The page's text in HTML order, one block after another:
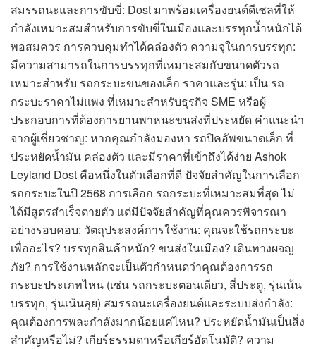
สมรรถนะและการขับขี่: Dost มาพร้อมเครื่องยนต์ดีเซลที่ให้
กำลังเหมาะสมสำหรับการขับขี่ในเมืองและบรรทุกน้ำหนักได้
พอสมควร การควบคุมทำได้คล่องตัว ความจุในการบรรทุก:
มีความสามารถในการบรรทุกที่เหมาะสมกับขนาดตัวรถ
เหมาะสำหรับ รถกระบะขนของเล็ก ราคาและรุ่น: เป็น รถ
กระบะราคาไม่แพง ที่เหมาะสำหรับธุรกิจ SME หรือผู้
ประกอบการที่ต้องการยานพาหนะขนส่งที่ประหยัด คำแนะนำ
จากผู้เชี่ยวชาญ: หากคุณกำลังมองหา รถปิคอัพขนาดเล็ก ที่
ประหยัดน้ำมัน คล่องตัว และมีราคาที่เข้าถึงได้ง่าย Ashok
Leyland Dost คือหนึ่งในตัวเลือกที่ดี ปัจจัยสำคัญในการเลือก
รถกระบะในปี 2568 การเลือก รถกระบะที่เหมาะสมที่สุด ไม่
ได้มีสูตรสำเร็จตายตัว แต่มีปัจจัยสำคัญที่คุณควรพิจารณา
อย่างรอบคอบ: วัตถุประสงค์การใช้งาน: คุณจะใช้รถกระบะ
เพื่ออะไร? บรรทุกสินค้าหนัก? ขนส่งในเมือง? เดินทางผจญ
ภัย? การใช้งานหลักจะเป็นตัวกำหนดว่าคุณต้องการรถ
กระบะประเภทไหน (เช่น รถกระบะตอนเดียว, สี่ประตู, รุ่นเน้น
บรรทุก, รุ่นเน้นลุย) สมรรถนะเครื่องยนต์และระบบส่งกำลัง:
คุณต้องการพละกำลังมากน้อยแค่ไหน? ประหยัดน้ำมันเป็นสิ่ง
สำคัญหรือไม่? เกียร์ธรรมดาหรือเกียร์อัตโนมัติ? ความ